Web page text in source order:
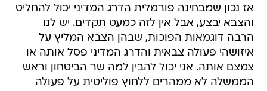
אז נכון שמבחינה פורמלית הדרג המדיני יכול להחליט
והצבא יבצע, אבל אין לזה כמעט תקדים. יש לנו
הרבה דוגמאות הפוכות, שבהן הצבא המליץ על
איזושהי פעולה צבאית והדרג המדיני פסל אותה או
צמצם אותה. אני יכול להבין למה שר הביטחון וראש
הממשלה לא ממהרים ללחוץ פוליטית על פעולה